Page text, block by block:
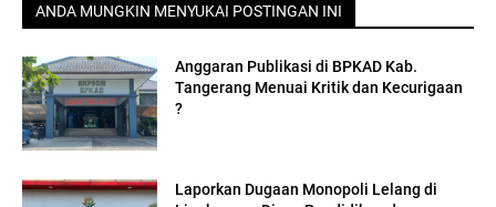
ANDA MUNGKIN MENYUKAI POSTINGAN INI
Anggaran Publikasi di BPKAD Kab.
Tangerang Menuai Kritik dan Kecurigaan
?
Laporkan Dugaan Monopoli Lelang di